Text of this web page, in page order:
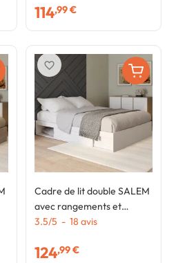
114,99 €
Cadre de lit double SALEM
avec rangements et
sommier 160 x 200 cm
3.5/5 - 18 avis
124,99 €
favorite_border